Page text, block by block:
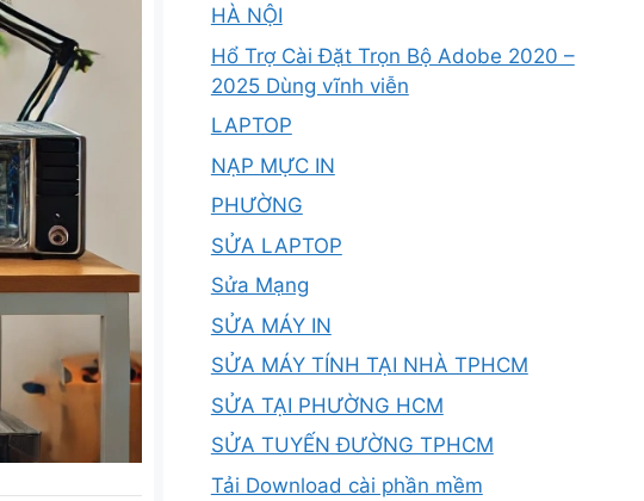
HÀ NỘI
Hổ Trợ Cài Đặt Trọn Bộ Adobe 2020 –
2025 Dùng vĩnh viễn
LAPTOP
NẠP MỰC IN
PHƯỜNG
SỬA LAPTOP
Sửa Mạng
SỬA MÁY IN
SỬA MÁY TÍNH TẠI NHÀ TPHCM
SỬA TẠI PHƯỜNG HCM
SỬA TUYẾN ĐƯỜNG TPHCM
Tải Download cài phần mềm